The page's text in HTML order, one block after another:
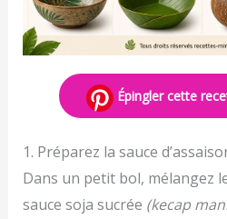
Épingler cette
1. Préparez la sauce
Dans un petit bol, mélangez
sauce soja sucrée (kecap